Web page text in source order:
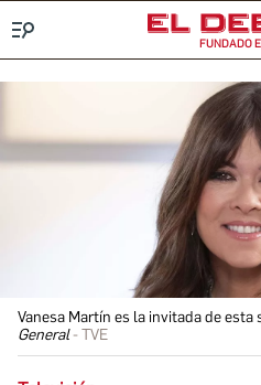
FUNDADO
Vanesa Martín es la invitada de esta
General
TVE